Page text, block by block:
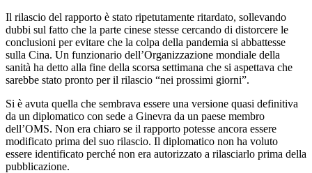
Il rilascio del rapporto è stato ripetutamente ritardato, sollevando
dubbi sul fatto che la parte cinese stesse cercando di distorcere le
conclusioni per evitare che la colpa della pandemia si abbattesse
sulla Cina. Un funzionario dell’Organizzazione mondiale della
sanità ha detto alla fine della scorsa settimana che si aspettava che
sarebbe stato pronto per il rilascio “nei prossimi giorni”.
Si è avuta quella che sembrava essere una versione quasi definitiva
da un diplomatico con sede a Ginevra da un paese membro
dell’OMS. Non era chiaro se il rapporto potesse ancora essere
modificato prima del suo rilascio. Il diplomatico non ha voluto
essere identificato perché non era autorizzato a rilasciarlo prima della
pubblicazione.